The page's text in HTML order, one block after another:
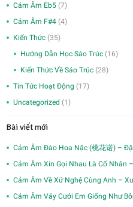
Cảm Âm Eb5 (7)
Cảm Âm F#4 (4)
Kiến Thức (35)
Hướng Dẫn Học Sáo Trúc (16)
Kiến Thức Về Sáo Trúc (28)
Tin Tức Hoạt Động (17)
Uncategorized (1)
Bài viết mới
Cảm Âm Đào Hoa Nặc (桃花诺) –
Cảm Âm Xin Gọi Nhau Là Cố Nhân
Cảm Âm Về Xứ Nghệ Cùng Anh –
Cảm Âm Váy Cưới Em Giống Như